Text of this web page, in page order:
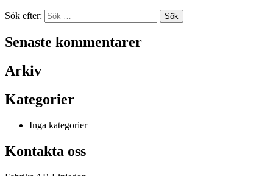
Sök efter:
Senaste kommentarer
Arkiv
Kategorier
Inga kategorier
Kontakta oss